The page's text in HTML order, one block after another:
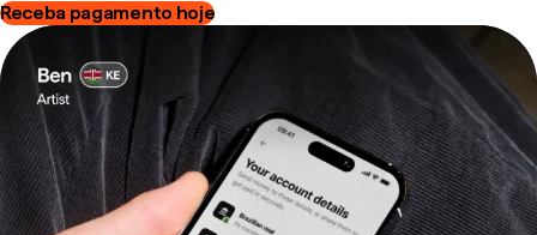
Receba pagamento hoje